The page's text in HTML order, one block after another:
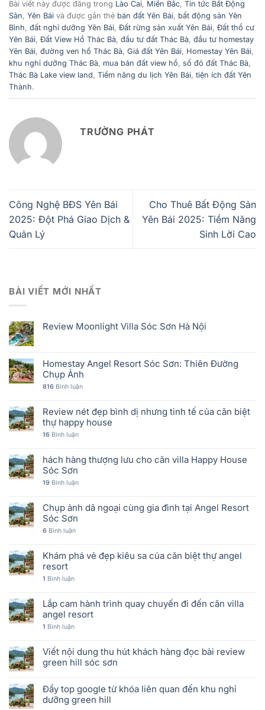
Bài viết này được đăng trong Lào Cai, Miền Bắc, Tin tức Bất Động
Sản, Yên Bái và được gắn thẻ bán đất Yên Bái, bất động sản Yên
Bình, đất nghỉ dưỡng Yên Bái, Đất rừng sản xuất Yên Bái, Đất thổ cư
Yên Bái, Đất View Hồ Thác Bà, đầu tư đất Thác Bà, đầu tư homestay
Yên Bái, đường ven hồ Thác Bà, Giá đất Yên Bái, Homestay Yên Bái,
khu nghỉ dưỡng Thác Bà, mua bán đất view hồ, sổ đỏ đất Thác Bà,
Thác Bà Lake view land, Tiềm năng du lịch Yên Bái, tiện ích đất Yên
Thành.
TRƯỜNG PHÁT
Công Nghệ BĐS Yên Bái
2025: Đột Phá Giao Dịch &
Quản Lý
Cho Thuê Bất Động Sản
Yên Bái 2025: Tiềm Năng
Sinh Lời Cao
BÀI VIẾT MỚI NHẤT
Review Moonlight Villa Sóc Sơn Hà Nội
Homestay Angel Resort Sóc Sơn: Thiên Đường
Chụp Ảnh
816 Bình luận
Review nét đẹp bình dị nhưng tinh tế của căn biệt
thự happy house
16 Bình luận
hách hàng thượng lưu cho căn villa Happy House
Sóc Sơn
19 Bình luận
Chụp ảnh dã ngoại cùng gia đình tại Angel Resort
Sóc Sơn
6 Bình luận
Khám phá vẻ đẹp kiêu sa của căn biệt thự angel
resort
1 Bình luận
Lắp cam hành trình quay chuyến đi đến căn villa
angel resort
1 Bình luận
Viết nội dung thu hút khách hàng đọc bài review
green hill sóc sơn
Đẩy top google từ khóa liên quan đến khu nghỉ
dưỡng green hill